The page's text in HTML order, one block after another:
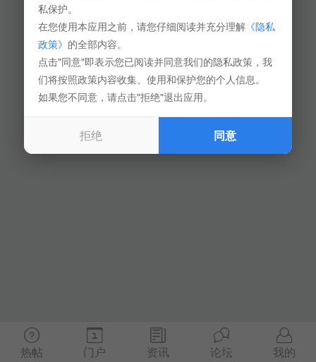
热帖 门户 资讯 论坛 我的
私保护。
在您使用本应用之前，请您仔细阅读并充分理解《隐私
政策》 的全部内容。
点击"同意"即表示您已阅读并同意我们的隐私政策，我
们将按照政策内容收集、使用和保护您的个人信息。
如果您不同意，请点击"拒绝"退出应用。
拒绝 同意